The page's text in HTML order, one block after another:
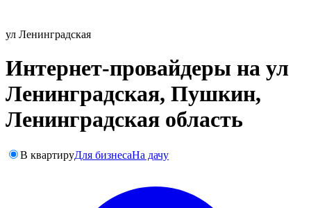
ул Ленинградская
Интернет-провайдеры на ул
Ленинградская, Пушкин,
Ленинградская область
В квартируДля бизнесаНа дачу